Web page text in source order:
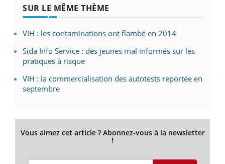
SUR LE MÊME THÈME
VIH : les contaminations ont flambé en 2014
Sida Info Service : des jeunes mal informés sur les
pratiques à risque
VIH : la commercialisation des autotests reportée en
septembre
Vous aimez cet article ? Abonnez-vous à la newsletter
!